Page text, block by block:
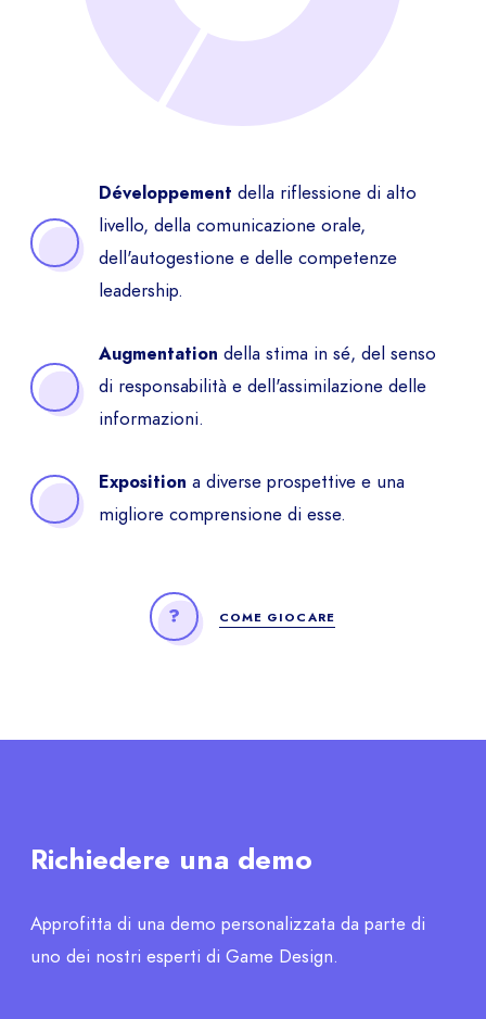
Développement della riflessione di alto
livello, della comunicazione orale,
dell'autogestione e delle competenze
leadership.
Augmentation della stima in sé, del senso
di responsabilità e dell'assimilazione delle
informazioni.
Exposition a diverse prospettive e una
migliore comprensione di esse.
COME GIOCARE
Richiedere una demo
Approfitta di una demo personalizzata da parte di
uno dei nostri esperti di Game Design.